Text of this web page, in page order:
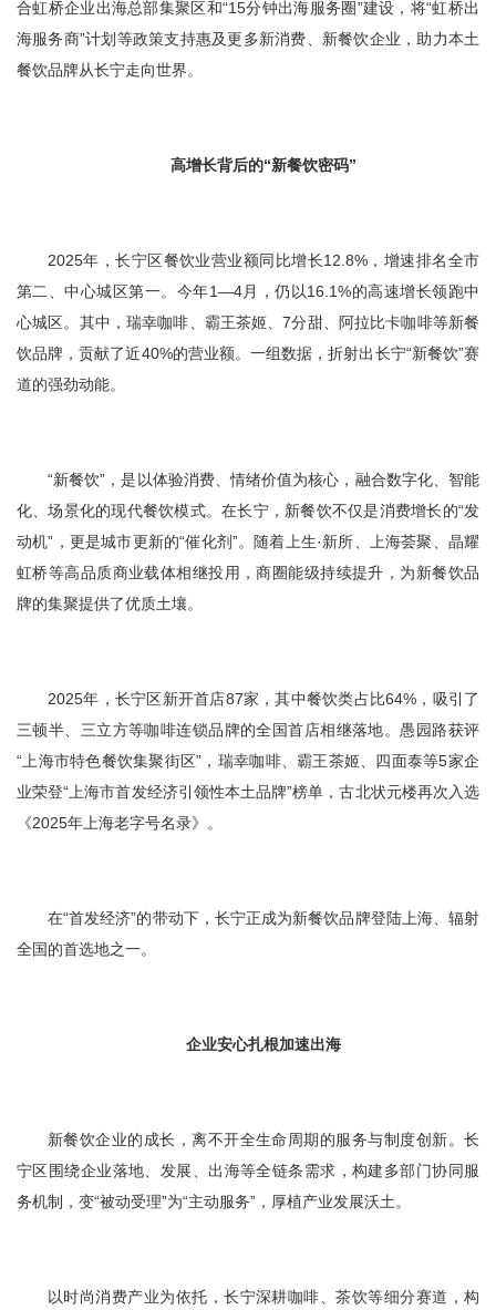
合虹桥企业出海总部集聚区和“15分钟出海服务圈”建设，将“虹桥出
海服务商”计划等政策支持惠及更多新消费、新餐饮企业，助力本土
餐饮品牌从长宁走向世界。
高增长背后的“新餐饮密码”
2025年，长宁区餐饮业营业额同比增长12.8%，增速排名全市
第二、中心城区第一。今年1—4月，仍以16.1%的高速增长领跑中
心城区。其中，瑞幸咖啡、霸王茶姬、7分甜、阿拉比卡咖啡等新餐
饮品牌，贡献了近40%的营业额。一组数据，折射出长宁“新餐饮”赛
道的强劲动能。
“新餐饮”，是以体验消费、情绪价值为核心，融合数字化、智能
化、场景化的现代餐饮模式。在长宁，新餐饮不仅是消费增长的“发
动机”，更是城市更新的“催化剂”。随着上生·新所、上海荟聚、晶耀
虹桥等高品质商业载体相继投用，商圈能级持续提升，为新餐饮品
牌的集聚提供了优质土壤。
2025年，长宁区新开首店87家，其中餐饮类占比64%，吸引了
三顿半、三立方等咖啡连锁品牌的全国首店相继落地。愚园路获评
“上海市特色餐饮集聚街区”，瑞幸咖啡、霸王茶姬、四面泰等5家企
业荣登“上海市首发经济引领性本土品牌”榜单，古北状元楼再次入选
《2025年上海老字号名录》。
在“首发经济”的带动下，长宁正成为新餐饮品牌登陆上海、辐射
全国的首选地之一。
企业安心扎根加速出海
新餐饮企业的成长，离不开全生命周期的服务与制度创新。长
宁区围绕企业落地、发展、出海等全链条需求，构建多部门协同服
务机制，变“被动受理”为“主动服务”，厚植产业发展沃土。
以时尚消费产业为依托，长宁深耕咖啡、茶饮等细分赛道，构